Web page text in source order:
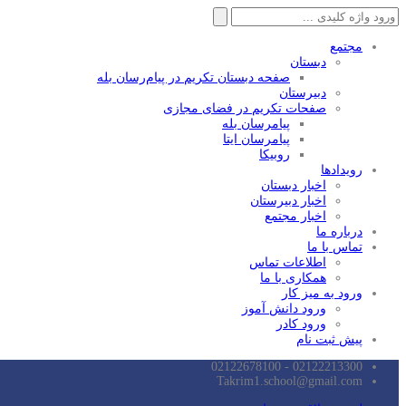
جستجو
برای:
مجتمع
دبستان
صفحه دبستان تکریم در پیام‌رسان بله
دبیرستان
صفحات تکریم در فضای مجازی
پیامرسان بله
پیامرسان ایتا
روبیکا
رویدادها
اخبار دبستان
اخبار دبیرستان
اخبار مجتمع
درباره ما
تماس با ما
اطلاعات تماس
همکاری با ما
ورود به میز کار
ورود دانش آموز
ورود کادر
پیش ثبت نام
02122213300 - 02122678100
Takrim1.school@gmail.com